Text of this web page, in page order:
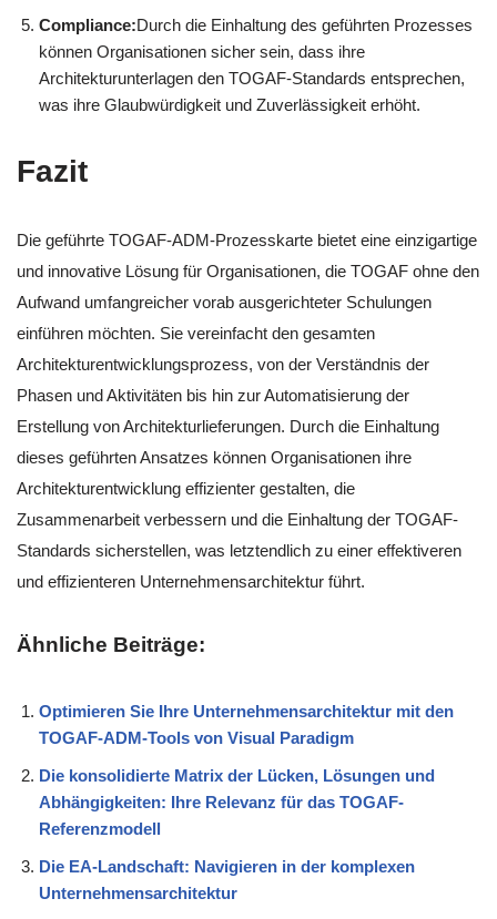
Compliance:Durch die Einhaltung des geführten Prozesses
können Organisationen sicher sein, dass ihre
Architekturunterlagen den TOGAF-Standards entsprechen,
was ihre Glaubwürdigkeit und Zuverlässigkeit erhöht.
Fazit
Die geführte TOGAF-ADM-Prozesskarte bietet eine einzigartige
und innovative Lösung für Organisationen, die TOGAF ohne den
Aufwand umfangreicher vorab ausgerichteter Schulungen
einführen möchten. Sie vereinfacht den gesamten
Architekturentwicklungsprozess, von der Verständnis der
Phasen und Aktivitäten bis hin zur Automatisierung der
Erstellung von Architekturlieferungen. Durch die Einhaltung
dieses geführten Ansatzes können Organisationen ihre
Architekturentwicklung effizienter gestalten, die
Zusammenarbeit verbessern und die Einhaltung der TOGAF-
Standards sicherstellen, was letztendlich zu einer effektiveren
und effizienteren Unternehmensarchitektur führt.
Ähnliche Beiträge:
Optimieren Sie Ihre Unternehmensarchitektur mit den
TOGAF-ADM-Tools von Visual Paradigm
Die konsolidierte Matrix der Lücken, Lösungen und
Abhängigkeiten: Ihre Relevanz für das TOGAF-
Referenzmodell
Die EA-Landschaft: Navigieren in der komplexen
Unternehmensarchitektur